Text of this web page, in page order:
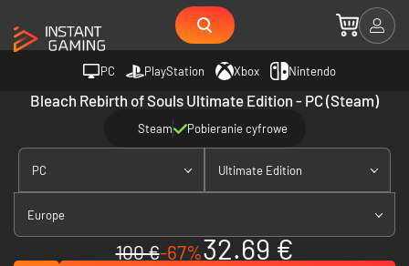
PC PlayStation Xbox Nintendo
Bleach Rebirth of Souls Ultimate Edition - PC (Steam)
Steam Pobieranie cyfrowe
PC Ultimate Edition
Europe
100 €-67%32.69 €